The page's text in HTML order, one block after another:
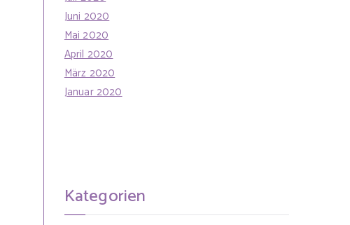
Juni 2020
Mai 2020
April 2020
März 2020
Januar 2020
Kategorien